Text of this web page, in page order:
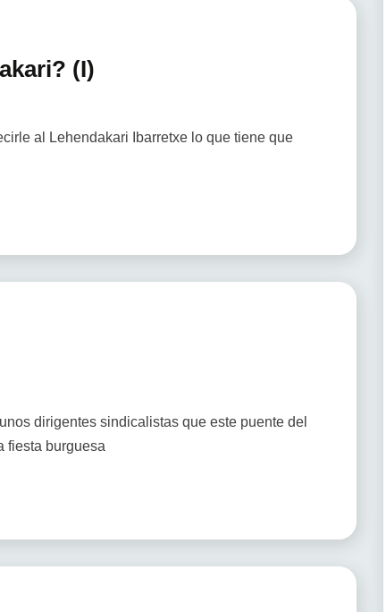
(I)
al Lehendakari Ibarretxe lo que tiene que
dirigentes sindicalistas que este puente del
fiesta burguesa